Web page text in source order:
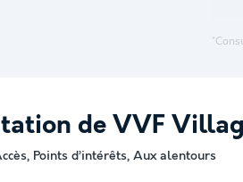
de VVF
Points d’intérêts, Aux alentours